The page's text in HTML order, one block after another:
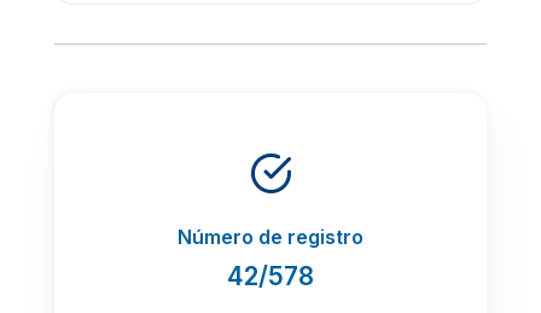
Número de registro
42/578